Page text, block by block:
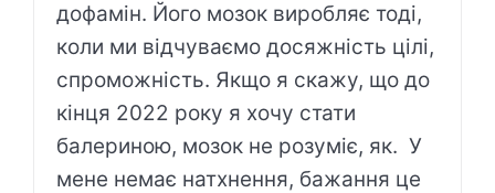
дофамін. Його мозок виробляє тоді,
коли ми відчуваємо досяжність цілі,
спроможність. Якщо я скажу, що до
кінця 2022 року я хочу стати
балериною, мозок не розуміє, як. У
мене немає натхнення, бажання це